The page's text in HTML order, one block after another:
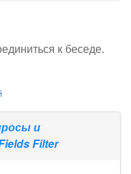
к беседе.
и
Filter